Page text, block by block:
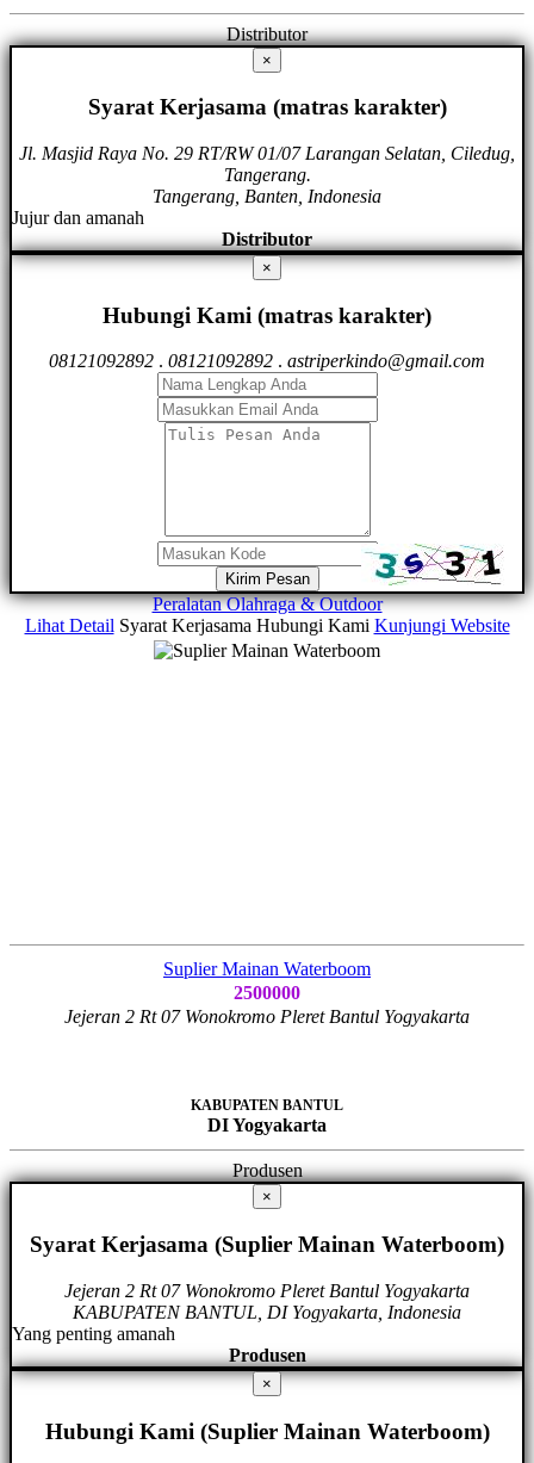
Distributor
×
Syarat Kerjasama (matras karakter)
Jl. Masjid Raya No. 29 RT/RW 01/07 Larangan Selatan, Ciledug,
Tangerang.
Tangerang, Banten, Indonesia
Jujur dan amanah
Distributor
×
Hubungi Kami (matras karakter)
08121092892 . 08121092892 . astriperkindo@gmail.com
Kirim Pesan
Peralatan Olahraga & Outdoor
Lihat Detail Syarat Kerjasama Hubungi Kami Kunjungi Website
Suplier Mainan Waterboom
2500000
Jejeran 2 Rt 07 Wonokromo Pleret Bantul Yogyakarta
KABUPATEN BANTUL
DI Yogyakarta
Produsen
×
Syarat Kerjasama (Suplier Mainan Waterboom)
Jejeran 2 Rt 07 Wonokromo Pleret Bantul Yogyakarta
KABUPATEN BANTUL, DI Yogyakarta, Indonesia
Yang penting amanah
Produsen
×
Hubungi Kami (Suplier Mainan Waterboom)